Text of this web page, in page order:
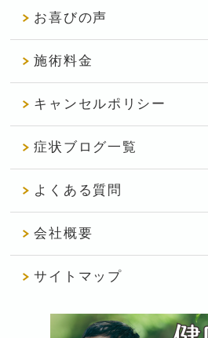
お喜びの声
施術料金
キャンセルポリシー
症状ブログ一覧
よくある質問
会社概要
サイトマップ